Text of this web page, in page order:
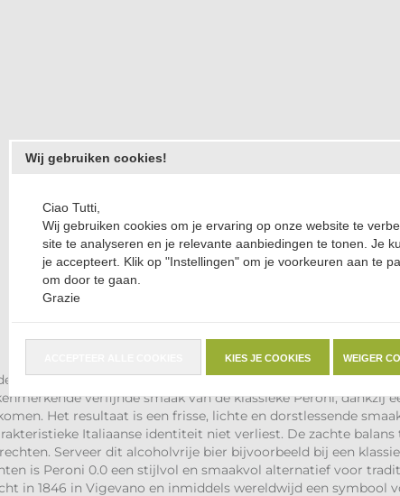
perfecte keuze voor liefhebbers van authentiek Italiaans
verfijnde smaak van de klassieke Peroni, dankzij
Het resultaat is een frisse, lichte en dorstlessende
Italiaanse identiteit niet verliest. De zachte
Serveer dit alcoholvrije bier bijvoorbeeld bij een
is Peroni 0.0 een stijlvol en smaakvol alternatief voor
in 1846 in Vigevano en inmiddels wereldwijd een symbool
Wij gebruiken cookies!
Ciao Tutti,
Wij gebruiken cookies om je ervaring op onze website te
site te analyseren en je relevante aanbiedingen te tonen. Je
je accepteert. Klik op "Instellingen" om je voorkeuren aan te
om door te gaan.
Grazie
KIES JE COOKIES WEIGER